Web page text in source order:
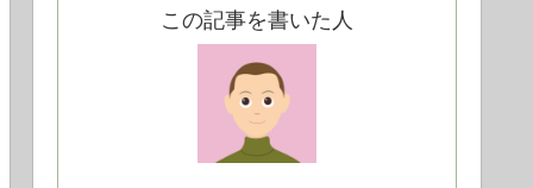
この記事を書いた人